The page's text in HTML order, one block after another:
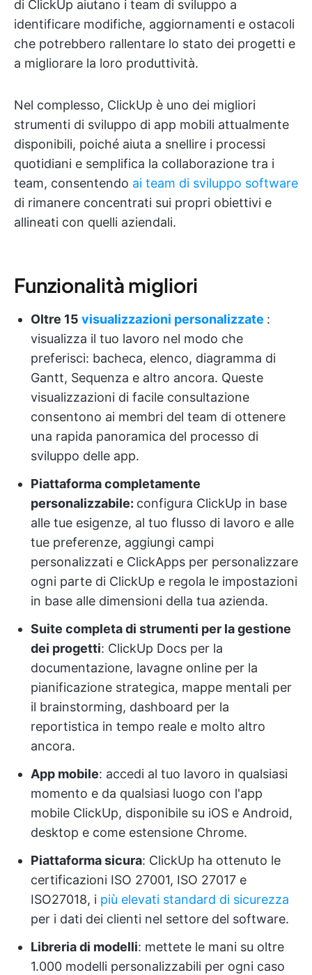
di ClickUp aiutano i team di sviluppo a
identificare modifiche, aggiornamenti e ostacoli
che potrebbero rallentare lo stato dei progetti e
a migliorare la loro produttività.
Nel complesso, ClickUp è uno dei migliori
strumenti di sviluppo di app mobili attualmente
disponibili, poiché aiuta a snellire i processi
quotidiani e semplifica la collaborazione tra i
team, consentendo ai team di sviluppo software
di rimanere concentrati sui propri obiettivi e
allineati con quelli aziendali.
Funzionalità migliori
Oltre 15 visualizzazioni personalizzate :
visualizza il tuo lavoro nel modo che
preferisci: bacheca, elenco, diagramma di
Gantt, Sequenza e altro ancora. Queste
visualizzazioni di facile consultazione
consentono ai membri del team di ottenere
una rapida panoramica del processo di
sviluppo delle app.
Piattaforma completamente
personalizzabile: configura ClickUp in base
alle tue esigenze, al tuo flusso di lavoro e alle
tue preferenze, aggiungi campi
personalizzati e ClickApps per personalizzare
ogni parte di ClickUp e regola le impostazioni
in base alle dimensioni della tua azienda.
Suite completa di strumenti per la gestione
dei progetti: ClickUp Docs per la
documentazione, lavagne online per la
pianificazione strategica, mappe mentali per
il brainstorming, dashboard per la
reportistica in tempo reale e molto altro
ancora.
App mobile: accedi al tuo lavoro in qualsiasi
momento e da qualsiasi luogo con l'app
mobile ClickUp, disponibile su iOS e Android,
desktop e come estensione Chrome.
Piattaforma sicura: ClickUp ha ottenuto le
certificazioni ISO 27001, ISO 27017 e
ISO27018, i più elevati standard di sicurezza
per i dati dei clienti nel settore del software.
Libreria di modelli: mettete le mani su oltre
1.000 modelli personalizzabili per ogni caso